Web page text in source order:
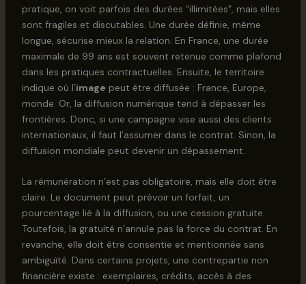
pratique, on voit parfois des durées “illimitées”, mais elles
sont fragiles et discutables. Une durée définie, même
longue, sécurise mieux la relation. En France, une durée
maximale de 99 ans est souvent retenue comme plafond
dans les pratiques contractuelles. Ensuite, le territoire
indique où l’image peut être diffusée : France, Europe,
monde. Or, la diffusion numérique tend à dépasser les
frontières. Donc, si une campagne vise aussi des clients
internationaux, il faut l’assumer dans le contrat. Sinon, la
diffusion mondiale peut devenir un dépassement.
La rémunération n’est pas obligatoire, mais elle doit être
claire. Le document peut prévoir un forfait, un
pourcentage lié à la diffusion, ou une cession gratuite.
Toutefois, la gratuité n’annule pas la force du contrat. En
revanche, elle doit être consentie et mentionnée sans
ambiguïté. Dans certains projets, une contrepartie non
financière existe : exemplaires, crédits, accès à des